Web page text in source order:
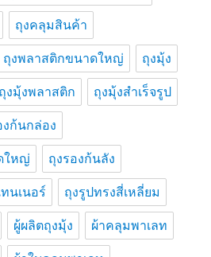
ถุงคลุมสินค้า
ถุงพลาสติกขนาดใหญ่ ถุงมุ้ง
ถุงมุ้งพลาสติก ถุงมุ้งสำเร็จรูป
งก้นกล่อง
ใหญ่ ถุงรองก้นลัง
นเนอร์ ถุงรูปทรงสี่เหลี่ยม
ผู้ผลิตถุงมุ้ง ผ้าคลุมพาเลท